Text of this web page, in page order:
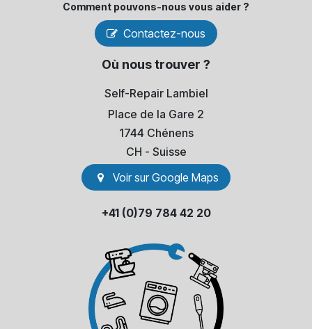
Comment pouvons-​nous vous aider ?
Contactez-nous
Où nous trouver ?
Self-Repair Lambiel
Place de la Gare 2
1744 Chénens
​CH - Suisse
Voir sur Go​​ogle Maps
+41 (0)79 784 42 20